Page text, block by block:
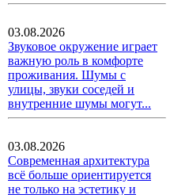
03.08.2026
Звуковое окружение играет
важную роль в комфорте
проживания. Шумы с
улицы, звуки соседей и
внутренние шумы могут...
03.08.2026
Современная архитектура
всё больше ориентируется
не только на эстетику и